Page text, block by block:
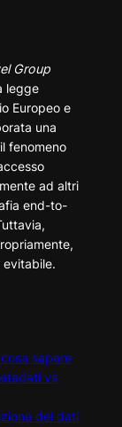
Group
legge
Europeo e
una
fenomeno
ad altri
end-to-
sapere
vs
dei dati